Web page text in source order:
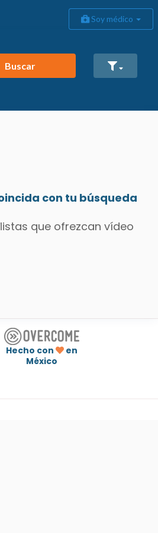
Soy médico
Buscar
con tu búsqueda
que ofrezcan vídeo
Hecho con
en
México